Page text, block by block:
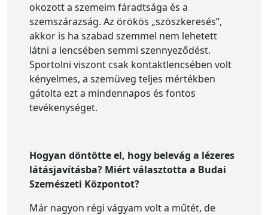
okozott a szemeim fáradtsága és a
szemszárazság. Az örökös „szöszkeresés”,
akkor is ha szabad szemmel nem lehetett
látni a lencsében semmi szennyeződést.
Sportolni viszont csak kontaktlencsében volt
kényelmes, a szemüveg teljes mértékben
gátolta ezt a mindennapos és fontos
tevékenységet.
Hogyan döntötte el, hogy belevág a lézeres
látásjavításba? Miért választotta a Budai
Szemészeti Központot?
Már nagyon régi vágyam volt a műtét, de